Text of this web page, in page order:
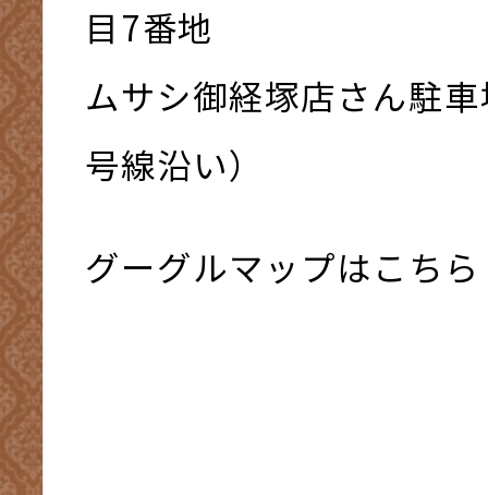
⽬7番地
ムサシ御経塚店さん駐
号線沿い）
グーグルマップはこちら